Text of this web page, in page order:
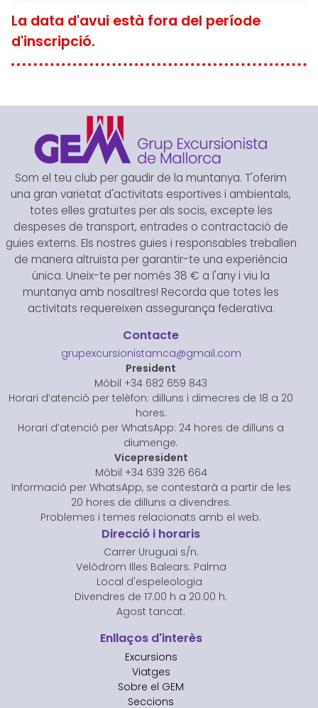
La data d'avui està fora del període
d'inscripció.
Som el teu club per gaudir de la muntanya. T'oferim
una gran varietat d'activitats esportives i ambientals,
totes elles gratuïtes per als socis, excepte les
despeses de transport, entrades o contractació de
guies externs. Els nostres guies i responsables treballen
de manera altruista per garantir-te una experiència
única. Uneix-te per només 38 € a l'any i viu la
muntanya amb nosaltres! Recorda que totes les
activitats requereixen assegurança federativa.
Contacte
grupexcursionistamca@gmail.com
President
Mòbil +34 682 659 843
Horari d’atenció per telèfon: dilluns i dimecres de 18 a 20
hores.
Horari d’atenció per WhatsApp: 24 hores de dilluns a
diumenge.
Vicepresident
Mòbil +34 639 326 664
Informació per WhatsApp, se contestarà a partir de les
20 hores de dilluns a divendres.
Problemes i temes relacionats amb el web.
Direcció i horaris
Carrer Uruguai s/n.
Velòdrom Illes Balears. Palma
Local d'espeleologia
Divendres de 17.00 h a 20.00 h.
Agost tancat.
Enllaços d'interès
Excursions
Viatges
Sobre el GEM
Seccions